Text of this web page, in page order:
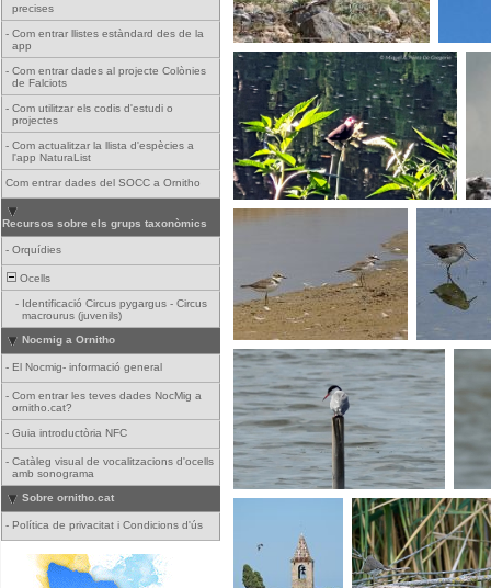
precises
- Com entrar llistes estàndard des de la
app
- Com entrar dades al projecte Colònies
de Falciots
- Com utilitzar els codis d'estudi o
projectes
- Com actualitzar la llista d'espècies a
l'app NaturaList
Com entrar dades del SOCC a Ornitho
Recursos sobre els grups taxonòmics
- Orquídies
Ocells
- Identificació Circus pygargus - Circus
macrourus (juvenils)
Nocmig a Ornitho
- El Nocmig- informació general
- Com entrar les teves dades NocMig a
ornitho.cat?
- Guia introductòria NFC
- Catàleg visual de vocalitzacions d'ocells
amb sonograma
Sobre ornitho.cat
- Política de privacitat i Condicions d'ús